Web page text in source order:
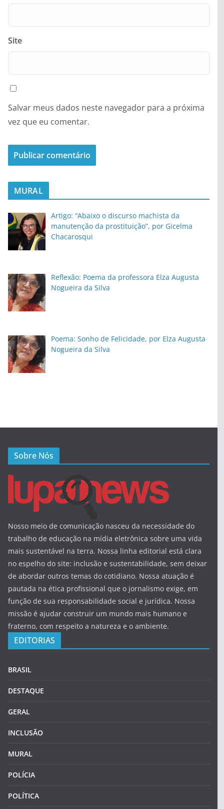
Site
Salvar meus dados neste navegador para a próxima
vez que eu comentar.
MURAL
Artigo: “Abaixo o discurso machista da
manutenção da prostituição”, por Gicelma
Chacarosqui
Reflexão: Poema da professora Elza Augusta
Nogueira da Silva
Poema: Sonho de Felicidade, por Elza Augusta
Nogueira da Silva
Sobre Nós
Nosso meio de comunicação nasceu da necessidade do
trabalho de educação na mídia eletrônica sobre uma vida
mais sustentável na terra. Nossa linha editorial está clara
no espelho do site: inclusão e sustentabilidade, sem deixar
de abordar outros temas do cotidiano. Nossa atuação é
pautada na ética profissional que o jornalismo exige, em
função de sua responsabilidade social e jurídica. Nossa
missão é ajudar construir um mundo mais humano e
fraterno, com respeito a natureza e o ambiente.
EDITORIAS
BRASIL
DESTAQUE
GERAL
INCLUSÃO
MURAL
POLÍCIA
POLÍTICA